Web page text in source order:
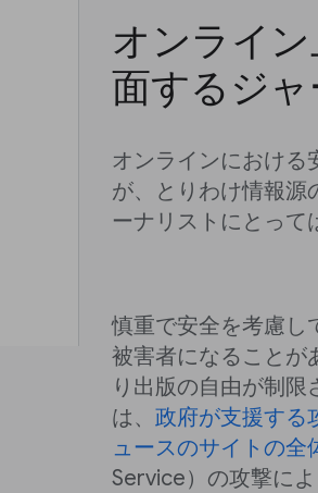
オンライ
面するジャ
オンラインにおける
が、とりわけ情報源
ーナリストにとって
慎重で安全を考慮し
被害者になることが
り出版の自由が制
は、 政府が支援する
ュースのサイトの全
Service）の攻撃に